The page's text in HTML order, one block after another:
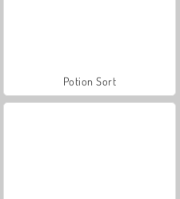
Potion Sort